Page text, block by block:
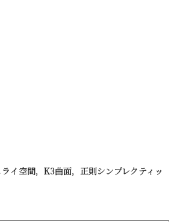
イ空間，K3曲面，正則シンプレクティッ